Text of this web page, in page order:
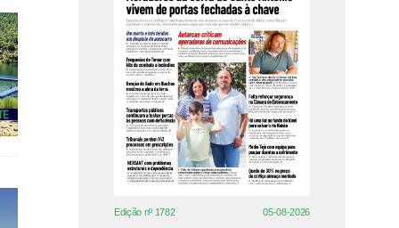
Edição nº 1782 05-08-2026